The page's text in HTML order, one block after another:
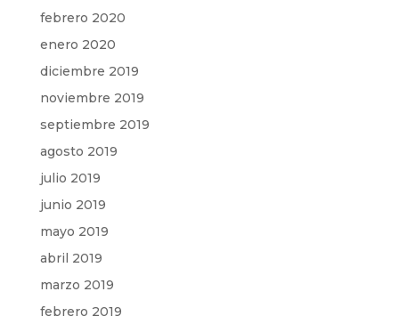
febrero 2020
enero 2020
diciembre 2019
noviembre 2019
septiembre 2019
agosto 2019
julio 2019
junio 2019
mayo 2019
abril 2019
marzo 2019
febrero 2019